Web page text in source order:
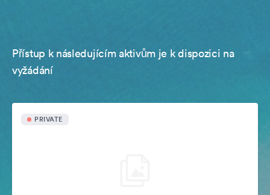
Přístup k následujícím aktivům je k dispozici na
vyžádání
PRIVATE